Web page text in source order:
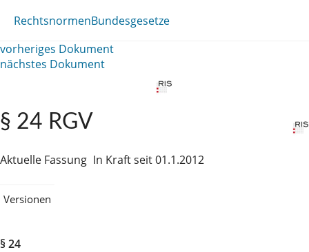
RechtsnormenBundesgesetze
vorheriges Dokument
nächstes Dokument
§ 24 RGV
Aktuelle Fassung In Kraft seit 01.1.2012
Versionen
§ 24